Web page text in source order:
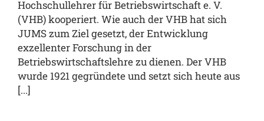
Hochschullehrer für Betriebswirtschaft e. V.
(VHB) kooperiert. Wie auch der VHB hat sich
JUMS zum Ziel gesetzt, der Entwicklung
exzellenter Forschung in der
Betriebswirtschaftslehre zu dienen. Der VHB
wurde 1921 gegründete und setzt sich heute aus
[...]